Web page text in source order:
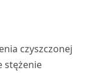
czyszczonej
stężenie